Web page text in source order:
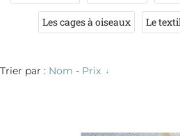
Les cages à oiseaux Le
Trier par : Nom - Prix